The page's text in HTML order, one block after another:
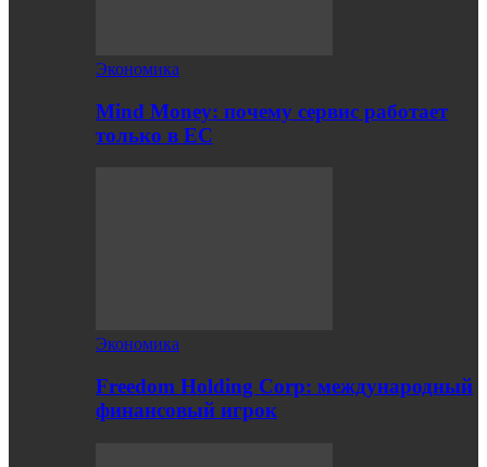
Экономика
Mind Money: почему сервис работает
только в ЕС
Экономика
Freedom Holding Corp: международный
финансовый игрок